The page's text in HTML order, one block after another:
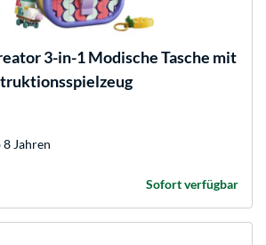
3-in-1 Modische Tasche mit
Jahren
Sofort verfügbar